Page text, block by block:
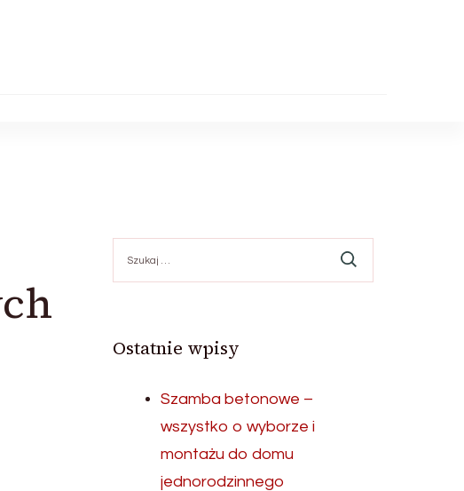
Ostatnie wpisy
Szamba betonowe –
wszystko o wyborze i
montażu do domu
jednorodzinnego